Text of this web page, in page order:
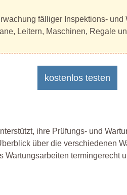
fälliger Inspektions-
Leitern, Maschinen, Regale
kostenlos testen
ihre Prüfungs- und
über die verschiedenen
termingerecht